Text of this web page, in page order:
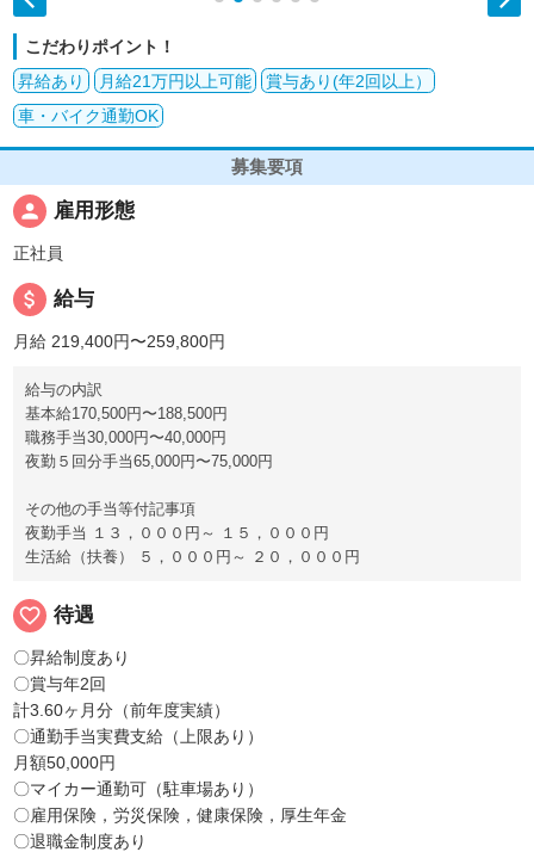
こだわりポイント！
昇給あり
月給21万円以上可能
賞与あり(年2回以上）
車・バイク通勤OK
募集要項
person 雇用形態
正社員
attach_money 給与
月給 219,400円〜259,800円
給与の内訳
基本給170,500円〜188,500円
職務手当30,000円〜40,000円
夜勤５回分手当65,000円〜75,000円
その他の手当等付記事項
夜勤手当 １３，０００円～ １５，０００円
生活給（扶養） ５，０００円～ ２０，０００円
favorite_border 待遇
〇昇給制度あり
〇賞与年2回
計3.60ヶ月分（前年度実績）
〇通勤手当実費支給（上限あり）
月額50,000円
〇マイカー通勤可（駐車場あり）
〇雇用保険，労災保険，健康保険，厚生年金
〇退職金制度あり